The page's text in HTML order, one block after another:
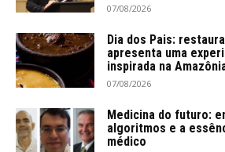
07/08/2026
Dia dos Pais:
apresenta uma
inspirada na
07/08/2026
Medicina do futuro:
algoritmos e a
médico